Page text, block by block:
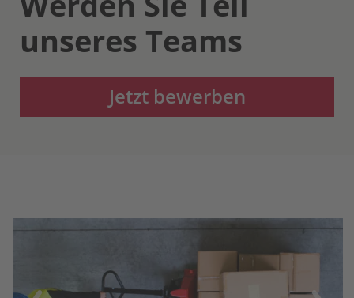
unseres Teams
Jetzt bewerben